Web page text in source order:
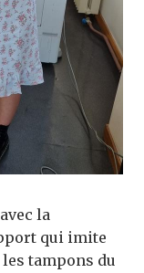
la
qui imite
tampons du